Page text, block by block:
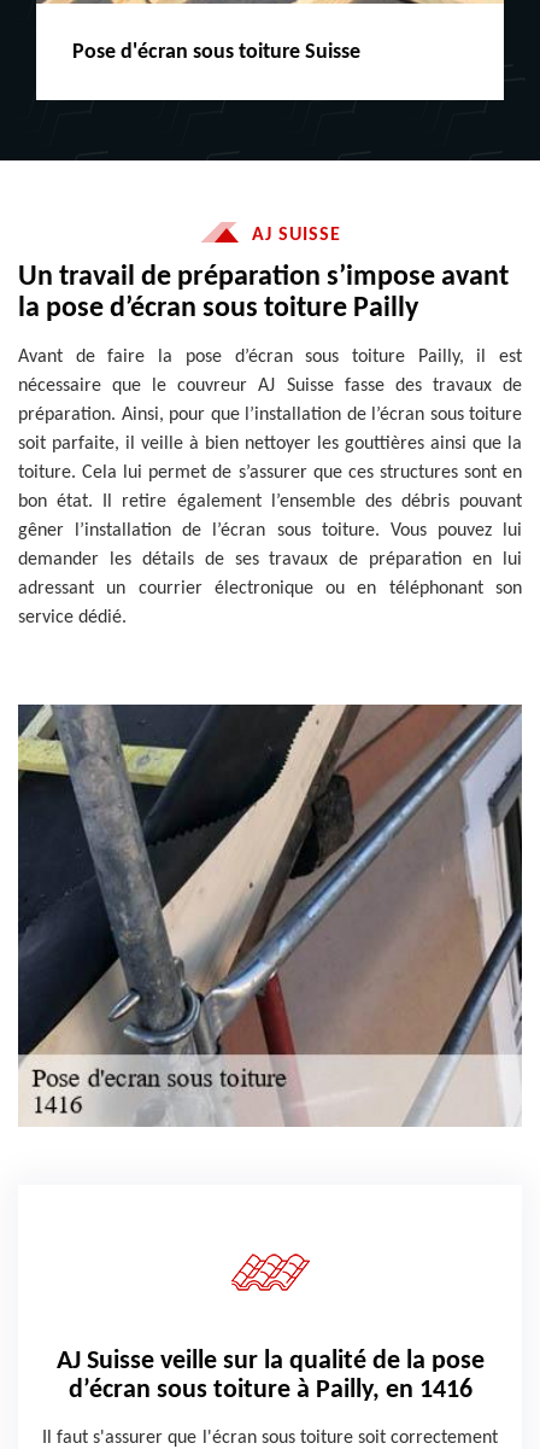
Peinture boiserie LE
AJ SUISSE
Un travail de préparation s’impose avant
la pose d’écran sous toiture Pailly
Avant de faire la pose d’écran sous toiture Pailly, il est
nécessaire que le couvreur AJ Suisse fasse des travaux de
préparation. Ainsi, pour que l’installation de l’écran sous toiture
soit parfaite, il veille à bien nettoyer les gouttières ainsi que la
toiture. Cela lui permet de s’assurer que ces structures sont en
bon état. Il retire également l’ensemble des débris pouvant
gêner l’installation de l’écran sous toiture. Vous pouvez lui
demander les détails de ses travaux de préparation en lui
adressant un courrier électronique ou en téléphonant son
service dédié.
AJ Suisse veille sur la qualité de la pose
d’écran sous toiture à Pailly, en 1416
Il faut s'assurer que l'écran sous toiture soit correctement